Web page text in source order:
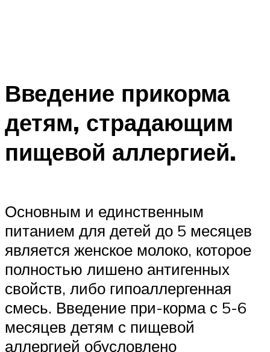
Введение прикорма
детям, страдающим
пищевой аллергией.
Основным и единственным
питанием для детей до 5 месяцев
является женское молоко, которое
полностью лишено антигенных
свойств, либо гипоаллергенная
смесь. Введение при-корма с 5-6
месяцев детям с пищевой
аллергией обусловлено